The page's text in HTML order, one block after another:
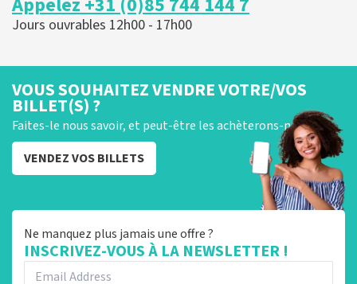
Jours ouvrables 12h00 - 17h00
VOUS SOUHAITEZ VENDRE VOTRE/VOS
BILLET(S) ?
Faites-le nous savoir, et peut-être les achèterons-nous !
VENDEZ VOS BILLETS
Ne manquez plus jamais une offre ?
INSCRIVEZ-VOUS À LA NEWSLETTER !